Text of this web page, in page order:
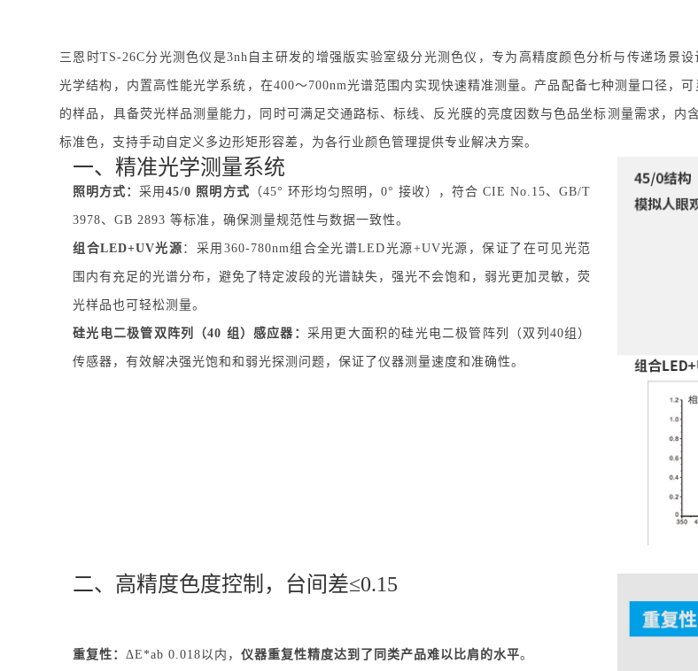
三恩时TS-26C分光测色仪是3nh自主研发的增强版实验室级分光测色仪，专为高精度颜色分析与传递场景
光学结构，内置高性能光学系统，在400～700nm光谱范围内实现快速精准测量。产品配备七种测量口径，
的样品，具备荧光样品测量能力，同时可满足交通路标、标线、反光膜的亮度因数与色品坐标测量需求，内
标准色，支持手动自定义多边形矩形容差，为各行业颜色管理提供专业解决方案。
一、精准光学测量系统
照明方式：采用45/0 照明方式 （45° 环形均匀照明，0° 接收），符合 CIE No.15、GB/T
3978、GB 2893 等标准，确保测量规范性与数据一致性。
组合LED+UV光源 ：采用360-780nm组合全光谱LED光源+UV光源，保证了在可见光范
围内有充足的光谱分布，避免了特定波段的光谱缺失，强光不会饱和，弱光更加灵敏，荧
光样品也可轻松测量。
硅光电二极管双阵列（40 组）感应器： 采用更大面积的硅光电二极管阵列（双列40组）
传感器，有效解决强光饱和和弱光探测问题，保证了仪器测量速度和准确性。
二、高精度色度控制，台间差≤0.15
重复性：ΔE*ab 0.018以内，仪器重复性精度达到了同类产品难以比肩的水平。